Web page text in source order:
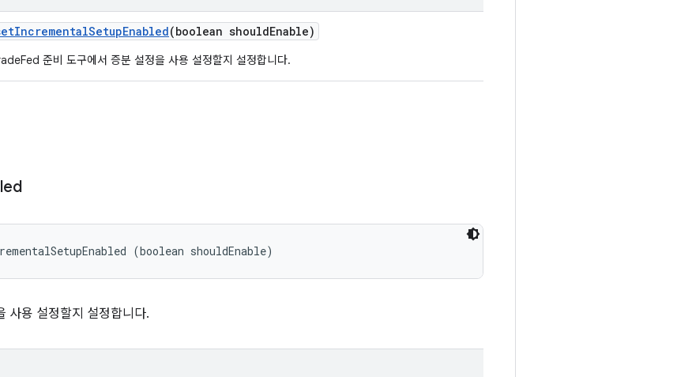
IncrementalSetupEnabled(boolean shouldEnable)
준비 도구에서 증분 설정을 사용 설정할지 설정합니다.
(boolean shouldEnable)
사용 설정할지 설정합니다.